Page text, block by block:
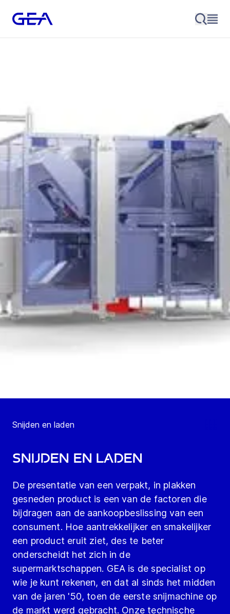
Snijden en laden
Snijden en laden
De presentatie van een verpakt, in plakken
gesneden product is een van de factoren die
bijdragen aan de aankoopbeslissing van een
consument. Hoe aantrekkelijker en smakelijker
een product eruit ziet, des te beter
onderscheidt het zich in de
supermarktschappen. GEA is de specialist op
wie je kunt rekenen, en dat al sinds het midden
van de jaren '50, toen de eerste snijmachine op
de markt werd gebracht. Onze technische